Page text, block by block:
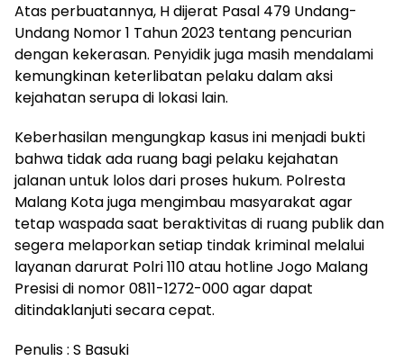
Atas perbuatannya, H dijerat Pasal 479 Undang-
Undang Nomor 1 Tahun 2023 tentang pencurian
dengan kekerasan. Penyidik juga masih mendalami
kemungkinan keterlibatan pelaku dalam aksi
kejahatan serupa di lokasi lain.
Keberhasilan mengungkap kasus ini menjadi bukti
bahwa tidak ada ruang bagi pelaku kejahatan
jalanan untuk lolos dari proses hukum. Polresta
Malang Kota juga mengimbau masyarakat agar
tetap waspada saat beraktivitas di ruang publik dan
segera melaporkan setiap tindak kriminal melalui
layanan darurat Polri 110 atau hotline Jogo Malang
Presisi di nomor 0811-1272-000 agar dapat
ditindaklanjuti secara cepat.
Penulis : S Basuki